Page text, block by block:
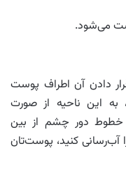
می‌شود.
دادن آن اطراف پوست
این ناحیه از صورت
خطوط دور چشم از بین
کنید، پوست‌تان